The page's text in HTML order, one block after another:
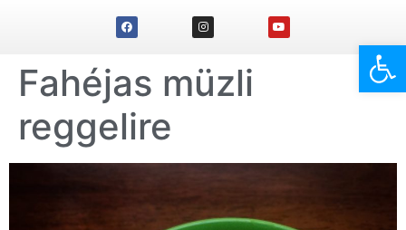
Fahéjas müzli
reggelire